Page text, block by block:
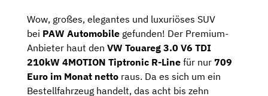
Wow, großes, elegantes und luxuriöses SUV
bei PAW Automobile gefunden! Der Premium-
Anbieter haut den VW Touareg 3.0 V6 TDI
210kW 4MOTION Tiptronic R-Line für nur 709
Euro im Monat netto raus. Da es sich um ein
Bestellfahrzeug handelt, das acht bis zehn